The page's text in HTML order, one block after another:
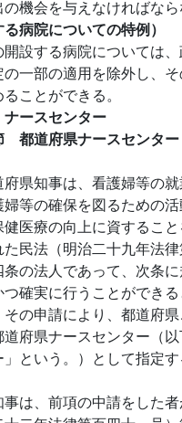
機会を与えなければなら
る病院についての特例）
開設する病院については、
の一部の適用を除外し、
ことができる。
ースセンター
都道府県ナースセンター
府県知事は、看護婦等の
等の確保を図るための活
医療の向上に資するこ
た民法（明治二十九年法
の法人であって、次条
確実に行うことができ
の申請により、都道府
府県ナースセンター（
という。）として指定
は、前項の中請をした